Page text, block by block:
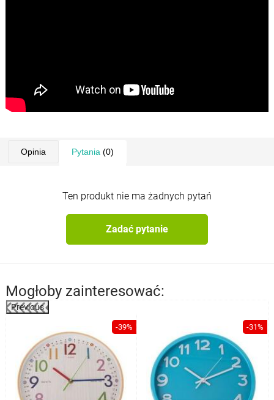
Opinia Pytania (0)
Ten produkt nie ma żadnych pytań
Zadać pytanie
Mogłoby zainteresować:
Previous
-39% -31%